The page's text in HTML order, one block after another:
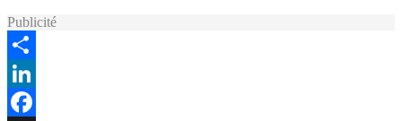
Publicité
Share
LinkedIn